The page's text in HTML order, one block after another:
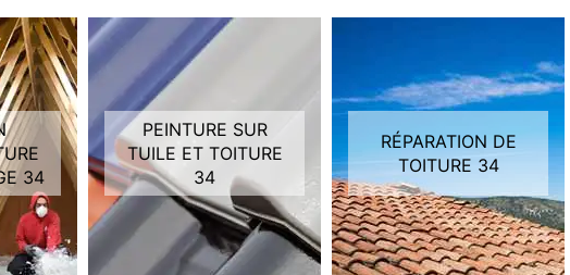
34
PEINTURE SUR
TUILE ET TOITURE
34
RÉPARATION DE
TOITURE 34